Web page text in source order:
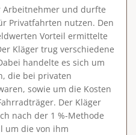
Arbeitnehmer und durfte
Privatfahrten nutzen. Den
Vorteil ermittelte
Kläger trug verschiedene
handelte es sich um
die bei privaten
sowie um die Kosten
Der Kläger
nach der 1 %-Methode
um die von ihm